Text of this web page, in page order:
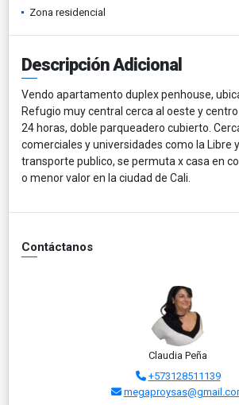
Zona residencial
Descripción Adicional
Vendo apartamento duplex penhouse,
Refugio muy central cerca al oeste y centro
24 horas, doble parqueadero cubierto.
comerciales y universidades como la Libre
transporte publico, se permuta x casa en
o menor valor en la ciudad de Cali.
Contáctanos
Claudia Peña
+573128511139